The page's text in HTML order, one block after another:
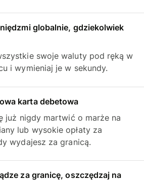
globalnie, gdziekolwiek
swoje waluty pod ręką w
i wymieniaj je w sekundy.
karta debetowa
już nigdy martwić o marże na
lub wysokie opłaty za
wydajesz za granicą.
za granicę, oszczędzaj na